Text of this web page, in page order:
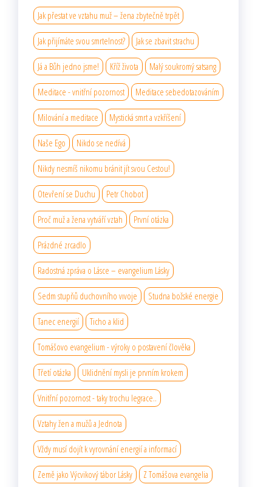
Jak přestat ve vztahu muž – žena zbytečně trpět
Jak přijímáte svou smrtelnost? Jak se zbavit strachu
Já a Bůh jedno jsme! Kříž života Malý soukromý satsang
Meditace - vnitřní pozornost Meditace sebedotazováním
Milování a meditace Mystická smrt a vzkříšení
Naše Ego Nikdo se nedívá
Nikdy nesmíš nikomu bránit jít svou Cestou!
Otevření se Duchu Petr Chobot
Proč muž a žena vytváří vztah První otázka
Prázdné zrcadlo
Radostná zpráva o Lásce – evangelium Lásky
Sedm stupňů duchovního vıvoje Studna božské energie
Tanec energií Ticho a klid
Tomášovo evangelium - výroky o postavení člověka
Třetí otázka Uklidnění mysli je prvním krokem
Vnitřní pozornost - taky trochu legrace..
Vztahy žen a mužů a Jednota
Vždy musí dojít k vyrovnání energií a informací
Země jako Výcvikový tábor Lásky Z Tomášova evangelia